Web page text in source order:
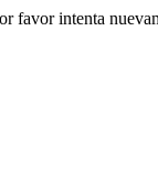
favor intenta